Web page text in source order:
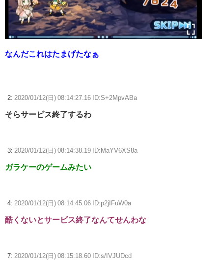
なんだこれはたまげたなぁ
2: 2020/01/12(日) 08:14:27.16 ID:S+2MpvABa
そらサービス終了するわ
3: 2020/01/12(日) 08:14:38.19 ID:MaYV6XS8a
ガラケーのゲームみたい
4: 2020/01/12(日) 08:14:45.06 ID:p2jIFuW0a
酷くないとサービス終了なんてせんわな
7: 2020/01/12(日) 08:15:18.60 ID:s/IVJUDcd